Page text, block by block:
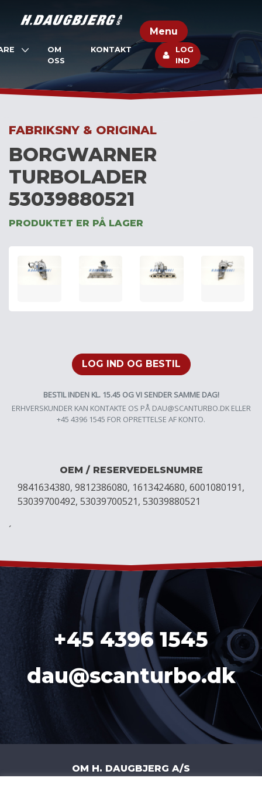
Menu
OM
OSS
KONTAKT
LOG
IND
FABRIKSNY & ORIGINAL
BORGWARNER
TURBOLADER
53039880521
PRODUKTET ER PÅ LAGER
LOG IND OG BESTIL
BESTIL INDEN KL. 15.45 OG VI SENDER SAMME DAG!
ERHVERSKUNDER KAN KONTAKTE OS PÅ DAU@SCANTURBO.DKELLER
+45 4396 1545 FOR OPRETTELSE AF KONTO.
OEM / RESERVEDELSNUMRE
9841634380, 9812386080, 1613424680, 6001080191,
53039700492, 53039700521, 53039880521
´
+45 4396 1545
dau@scanturbo.dk
OM H. DAUGBJERG A/S